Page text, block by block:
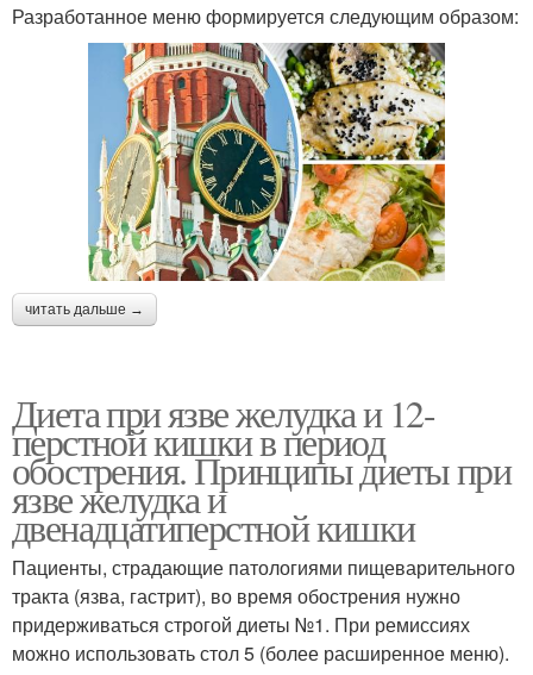
Разработанное меню формируется следующим образом:
читать дальше →
Диета при язве желудка и 12-
перстной кишки в период
обострения. Принципы диеты при
язве желудка и
двенадцатиперстной кишки
Пациенты, страдающие патологиями пищеварительного
тракта (язва, гастрит), во время обострения нужно
придерживаться строгой диеты №1. При ремиссиях
можно использовать стол 5 (более расширенное меню).